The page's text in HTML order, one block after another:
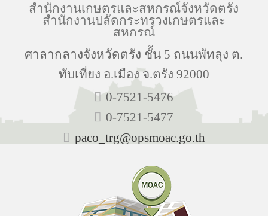
สำนักงานเกษตรและสหกรณ์จังหวัดตรัง
สำนักงานปลัดกระทรวงเกษตรและ
สหกรณ์
ศาลากลางจังหวัดตรัง ชั้น 5 ถนนพัทลุง ต.
ทับเที่ยง อ.เมือง จ.ตรัง 92000
0-7521-5476
0-7521-5477
paco_trg@opsmoac.go.th